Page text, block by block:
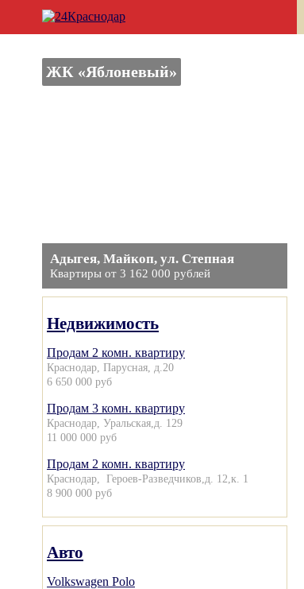
ЖК «Яблоневый»
Адыгея, Майкоп, ул. Степная
Квартиры от 3 162 000 рублей
Недвижимость
Продам 2 комн. квартиру
Краснодар, Парусная, д.20
6 650 000 руб
Продам 3 комн. квартиру
Краснодар, Уральская,д. 129
11 000 000 руб
Продам 2 комн. квартиру
Краснодар, Героев-Разведчиков,д. 12,к. 1
8 900 000 руб
Авто
Volkswagen Polo